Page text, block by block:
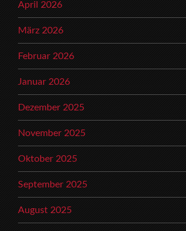
April 2026
März 2026
Februar 2026
Januar 2026
Dezember 2025
November 2025
Oktober 2025
September 2025
August 2025